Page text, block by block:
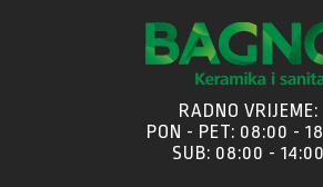
RADNO VRIJEME:
PON - PET: 08:00 -
SUB: 08:00 - 14:00